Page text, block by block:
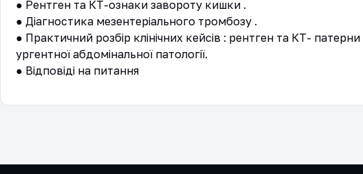
● Рентген та КТ-ознаки завороту кишки .
● Діагностика мезентеріального тромбозу .
● Практичний розбір клінічних кейсів : рентген та КТ- патерни
ургентної абдомінальної патології.